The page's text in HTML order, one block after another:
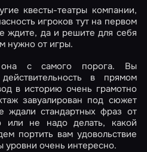
квесты-театры компании,
игроков тут на первом
ждите, да и решите для себя
нужно от игры.
с самого порога. Вы
в прямом
в историю очень грамотно
завуалирован под сюжет
ждали стандартных фраз от
или не надо делать, какой
портить вам удовольствие
уровни очень интересно.